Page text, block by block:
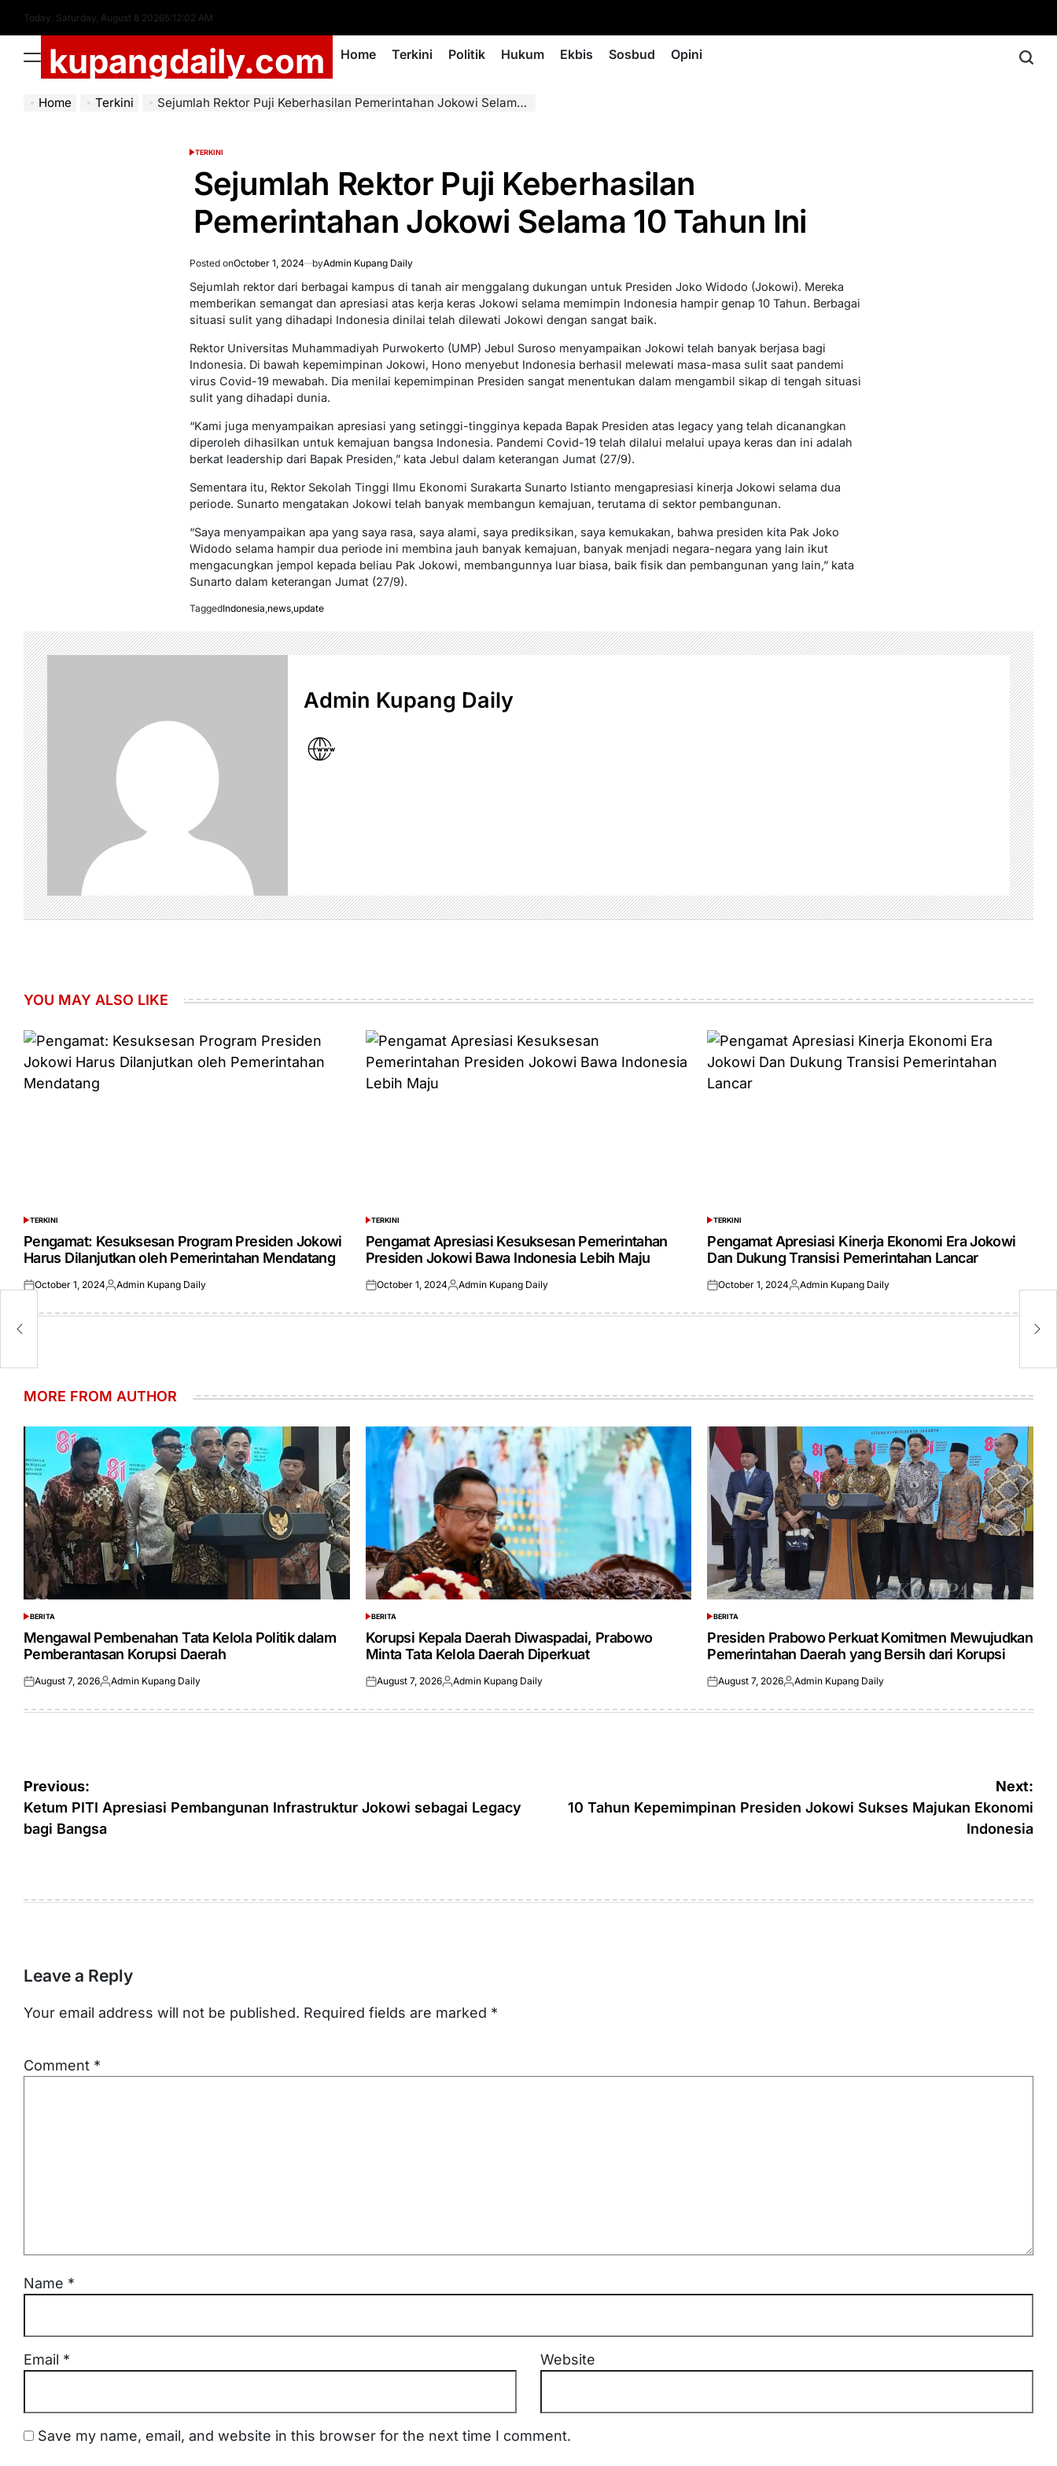
content
Today: Saturday, August 8 20265:12:03 AM
Menukupangdaily.com Home Terkini Politik Hukum Ekbis Sosbud Opini
Home Terkini Sejumlah Rektor Puji Keberhasilan Pemerintahan Jokowi Selama 10 Tahun Ini
POSTED
TERKINI
Sejumlah Rektor Puji Keberhasilan
Pemerintahan Jokowi Selama 10 Tahun Ini
Posted onOctober 1, 2024 byAdmin Kupang Daily
Sejumlah rektor dari berbagai kampus di tanah air menggalang dukungan untuk Presiden Joko Widodo (Jokowi). Mereka
memberikan semangat dan apresiasi atas kerja keras Jokowi selama memimpin Indonesia hampir genap 10 Tahun. Berbagai
situasi sulit yang dihadapi Indonesia dinilai telah dilewati Jokowi dengan sangat baik.
Rektor Universitas Muhammadiyah Purwokerto (UMP) Jebul Suroso menyampaikan Jokowi telah banyak berjasa bagi
Indonesia. Di bawah kepemimpinan Jokowi, Hono menyebut Indonesia berhasil melewati masa-masa sulit saat pandemi
virus Covid-19 mewabah. Dia menilai kepemimpinan Presiden sangat menentukan dalam mengambil sikap di tengah situasi
sulit yang dihadapi dunia.
“Kami juga menyampaikan apresiasi yang setinggi-tingginya kepada Bapak Presiden atas legacy yang telah dicanangkan
diperoleh dihasilkan untuk kemajuan bangsa Indonesia. Pandemi Covid-19 telah dilalui melalui upaya keras dan ini adalah
berkat leadership dari Bapak Presiden,” kata Jebul dalam keterangan Jumat (27/9).
Sementara itu, Rektor Sekolah Tinggi Ilmu Ekonomi Surakarta Sunarto Istianto mengapresiasi kinerja Jokowi selama dua
periode. Sunarto mengatakan Jokowi telah banyak membangun kemajuan, terutama di sektor pembangunan.
“Saya menyampaikan apa yang saya rasa, saya alami, saya prediksikan, saya kemukakan, bahwa presiden kita Pak Joko
Widodo selama hampir dua periode ini membina jauh banyak kemajuan, banyak menjadi negara-negara yang lain ikut
mengacungkan jempol kepada beliau Pak Jokowi, membangunnya luar biasa, baik fisik dan pembangunan yang lain,” kata
Sunarto dalam keterangan Jumat (27/9).
TaggedIndonesia,news,update
Admin Kupang Daily
YOU MAY ALSO LIKE
POSTED
IN
TERKINI
Pengamat: Kesuksesan Program Presiden Jokowi
Harus Dilanjutkan oleh Pemerintahan Mendatang
Posted
October 1, 2024Posted
Admin Kupang Daily
POSTED
IN
TERKINI
Pengamat Apresiasi Kesuksesan Pemerintahan
Presiden Jokowi Bawa Indonesia Lebih Maju
Posted
October 1, 2024Posted
Admin Kupang Daily
POSTED
IN
TERKINI
Pengamat Apresiasi Kinerja Ekonomi Era Jokowi
Dan Dukung Transisi Pemerintahan Lancar
Posted
October 1, 2024Posted
Admin Kupang Daily
MORE FROM AUTHOR
POSTED
IN
BERITA
Mengawal Pembenahan Tata Kelola Politik dalam
Pemberantasan Korupsi Daerah
Posted
August 7, 2026Posted
Admin Kupang Daily
POSTED
IN
BERITA
Korupsi Kepala Daerah Diwaspadai, Prabowo
Minta Tata Kelola Daerah Diperkuat
Posted
August 7, 2026Posted
Admin Kupang Daily
POSTED
IN
BERITA
Presiden Prabowo Perkuat Komitmen Mewujudkan
Pemerintahan Daerah yang Bersih dari Korupsi
Posted
August 7, 2026Posted
Admin Kupang Daily
Post
navigation
Previous:
Ketum PITI Apresiasi Pembangunan Infrastruktur Jokowi sebagai Legacy
bagi Bangsa
Next:
10 Tahun Kepemimpinan Presiden Jokowi Sukses Majukan Ekonomi
Indonesia
Leave a Reply
Your email address will not be published. Required fields are marked *
Comment *
Name *
Email * Website
Save my name, email, and website in this browser for the next time I comment.